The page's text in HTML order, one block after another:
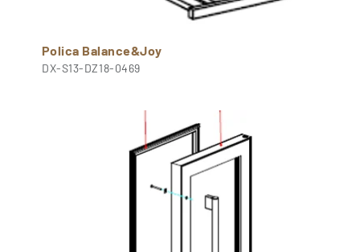
Polica Balance&Joy
DX-S13-DZ18-0469